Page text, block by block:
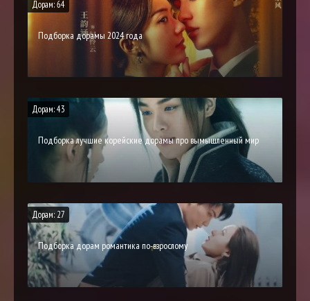
Дорам: 64
Подборка дорамы 2024 года
Дорам: 43
Подборка лучшие корейские дорамы про вымышленный мир
Дорам: 27
Подборка дорам романтика по-взрослому